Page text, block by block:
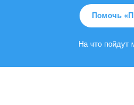
Помочь
На что пойдут